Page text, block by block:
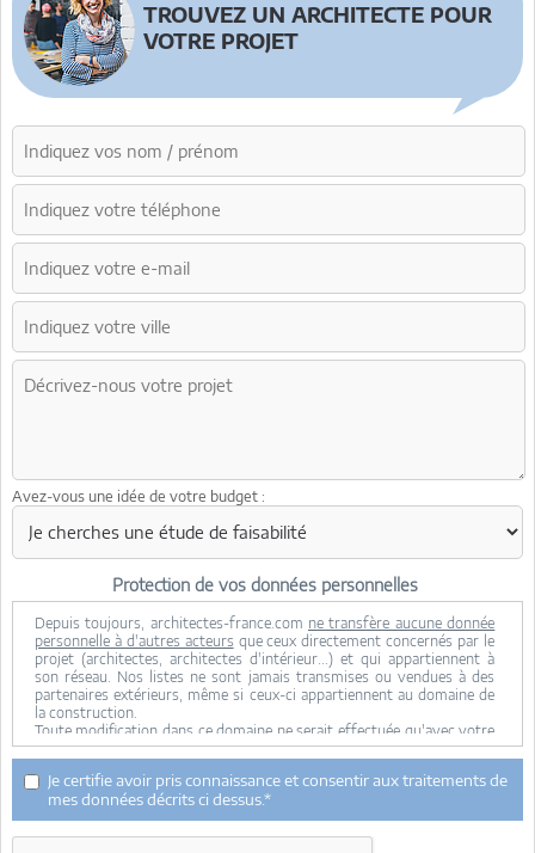
TROUVEZ UN ARCHITECTE POUR
VOTRE PROJET
Avez-vous une idée de votre budget :
Protection de vos données personnelles
Depuis toujours, architectes-france.com ne transfère aucune donnée
personnelle à d'autres acteurs que ceux directement concernés par le
projet (architectes, architectes d'intérieur...) et qui appartiennent à
son réseau. Nos listes ne sont jamais transmises ou vendues à des
partenaires extérieurs, même si ceux-ci appartiennent au domaine de
la construction.
Toute modification dans ce domaine ne serait effectuée qu'avec votre
consentement.
Je consens à ce que mes données personnelles soient collectées pour
permettre à architectes-france de transférer votre projet aux
architectes. Seul Architectes-france, ses équipes internes et la
maitrise d'oeuvre concernée par le projet y ont accès. Aucune
transmission de données à des tiers à l'exclusion de ceux décrits ci
Je certifie avoir pris connaissance et consentir aux traitements de
mes données décrits ci dessus.*